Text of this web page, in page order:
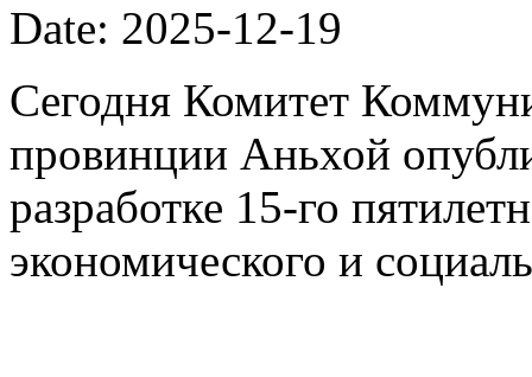
Date: 2025-12-19
Сегодня Комитет
провинции Аньхой
разработке 15-го
экономического и